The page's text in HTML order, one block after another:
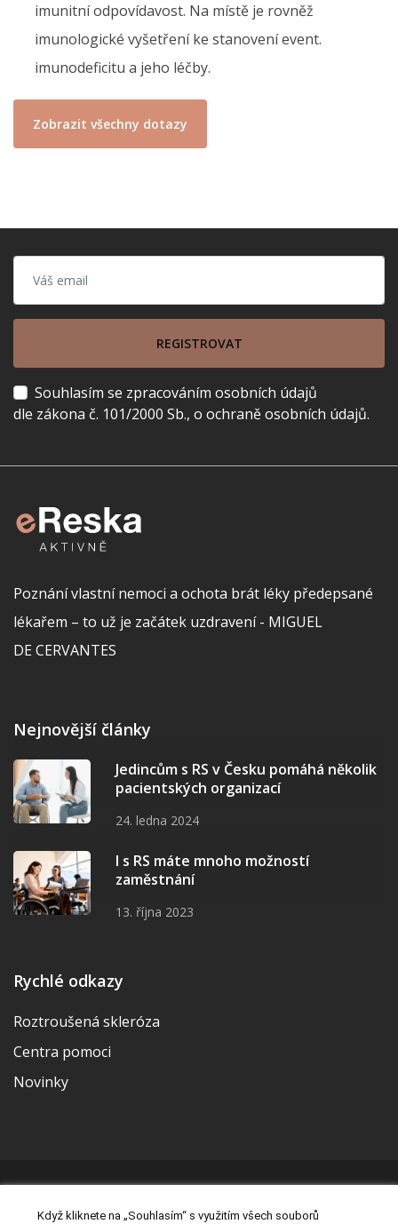
imunitní odpovídavost. Na místě je rovněž
imunologické vyšetření ke stanovení event.
imunodeficitu a jeho léčby.
Zobrazit všechny dotazy
REGISTROVAT
Souhlasím se zpracováním osobních údajů
dle zákona č. 101/2000 Sb., o ochraně osobních údajů.
Poznání vlastní nemoci a ochota brát léky předepsané
lékařem – to už je začátek uzdravení - MIGUEL
DE CERVANTES
Nejnovější články
Jedincům s RS v Česku pomáhá několik
pacientských organizací
24. ledna 2024
I s RS máte mnoho možností
zaměstnání
13. října 2023
Rychlé odkazy
Roztroušená skleróza
Centra pomoci
Novinky
Právní prohlášení|Prohlášení o cookies|Nastavení cookies
Když kliknete na „Souhlasím“ s využitím všech souborů